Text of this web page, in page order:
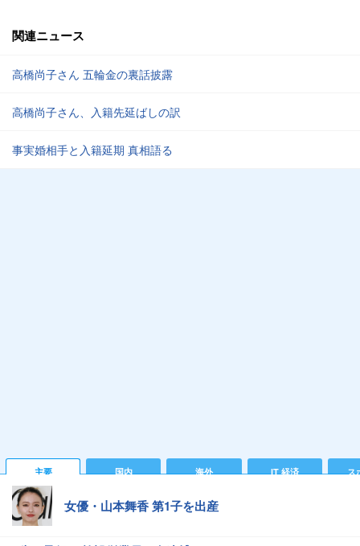
関連ニュース
高橋尚子さん 五輪金の裏話披露
高橋尚子さん、入籍先延ばしの訳
事実婚相手と入籍延期 真相語る
主要 国内 海外 IT 経済 ス
女優・山本舞香 第1子を出産